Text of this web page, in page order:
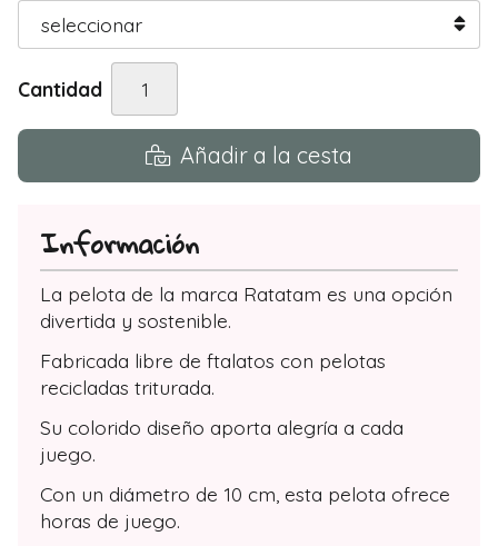
Cantidad
Añadir a la cesta
Información
La pelota de la marca Ratatam es una opción
divertida y sostenible.
Fabricada libre de ftalatos con pelotas
recicladas triturada.
Su colorido diseño aporta alegría a cada
juego.
Con un diámetro de 10 cm, esta pelota ofrece
horas de juego.